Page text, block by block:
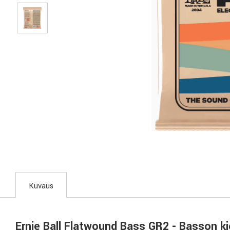
Kuvaus
Ernie Ball Flatwound Bass GR2 - Basson